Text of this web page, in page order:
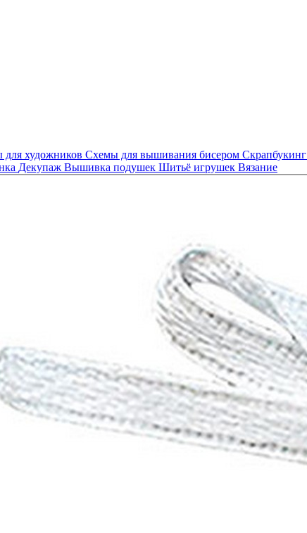
для художников Схемы для вышивания бисером Скрапбукинг
Декупаж Вышивка подушек Шитьё игрушек Вязание